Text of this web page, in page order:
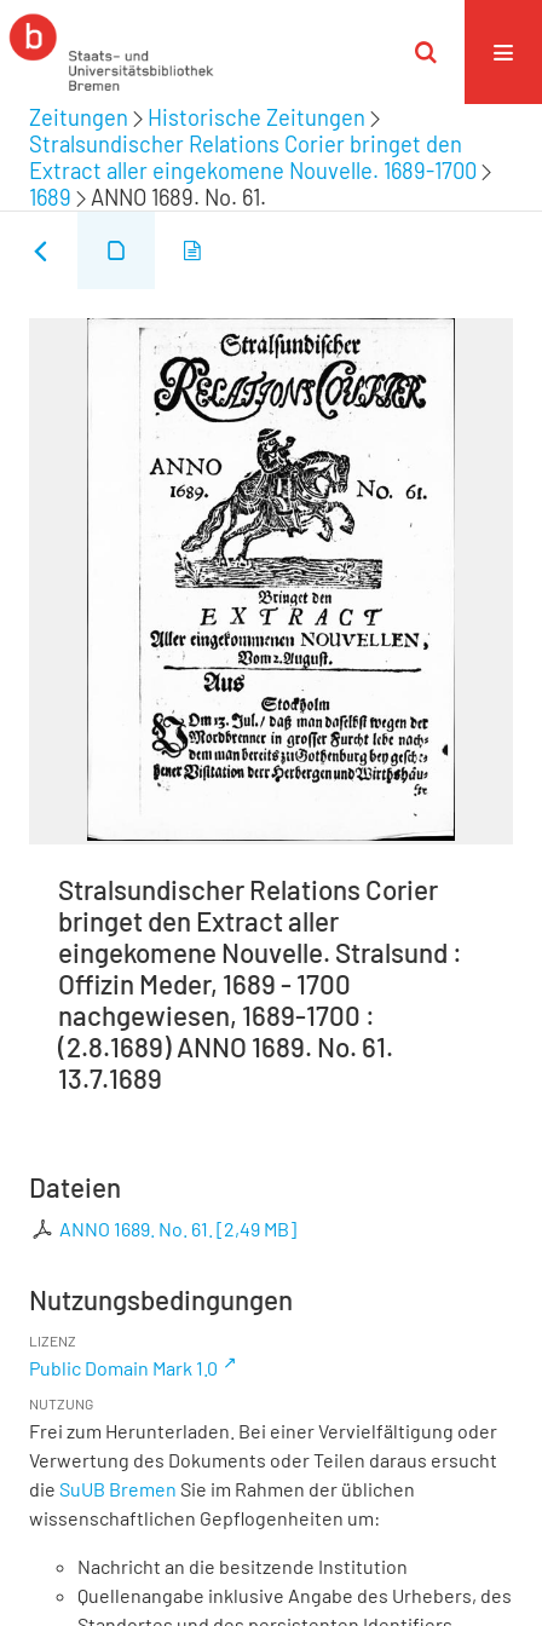
Zeitungen
Historische Zeitungen
Stralsundischer Relations Corier bringet den
Extract aller eingekomene Nouvelle. 1689-1700
1689
ANNO 1689. No. 61.
Stralsundischer Relations Corier
bringet den Extract aller
eingekomene Nouvelle. Stralsund :
Offizin Meder, 1689 - 1700
nachgewiesen, 1689-1700 :
(2.8.1689) ANNO 1689. No. 61.
13.7.1689
Dateien
ANNO 1689. No. 61. [2,49 MB]
Nutzungsbedingungen
LIZENZ
Public Domain Mark 1.0
NUTZUNG
Frei zum Herunterladen. Bei einer Vervielfältigung oder
Verwertung des Dokuments oder Teilen daraus ersucht
die SuUB Bremen Sie im Rahmen der üblichen
wissenschaftlichen Gepflogenheiten um:
Nachricht an die besitzende Institution
Quellenangabe inklusive Angabe des Urhebers, des